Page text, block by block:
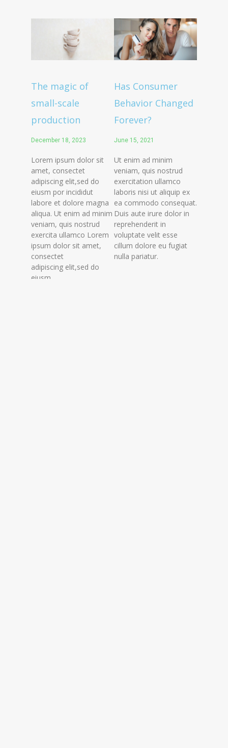
The magic of
small-scale
production
December 18, 2023
Lorem ipsum dolor sit
amet, consectet
adipiscing elit,sed do
eiusm por incididut
labore et dolore magna
aliqua. Ut enim ad minim
veniam, quis nostrud
exercita ullamco Lorem
ipsum dolor sit amet,
consectet
adipiscing elit,sed do
eiusm
Has Consumer
Behavior Changed
Forever?
June 15, 2021
Ut enim ad minim
veniam, quis nostrud
exercitation ullamco
laboris nisi ut aliquip ex
ea commodo consequat.
Duis aute irure dolor in
reprehenderit in
voluptate velit esse
cillum dolore eu fugiat
nulla pariatur.